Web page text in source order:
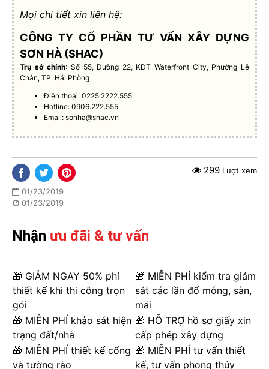
Mọi chi tiết xin liên hệ:
CÔNG TY CỔ PHẦN TƯ VẤN XÂY DỰNG
SƠN HÀ (SHAC)
Trụ sở chính: Số 55, Đường 22, KĐT Waterfront City, Phường Lê
Chân, TP. Hải Phòng
Điện thoại: 0225.2222.555
Hotline: 0906.222.555
Email:sonha@shac.vn
01/23/2019
01/23/2019
299 Lượt xem
Nhận ưu đãi & tư vấn
🎁 GIẢM NGAY 50% phí
thiết kế khi thi công trọn
gói
🎁 MIỄN PHÍ kiểm tra giám
sát các lần đổ móng, sàn,
mái
🎁 MIỄN PHÍ khảo sát hiện
trạng đất/nhà
🎁 HỖ TRỢ hồ sơ giấy xin
cấp phép xây dựng
🎁 MIỄN PHÍ thiết kế cổng
và tường rào
🎁 MIỄN PHÍ tư vấn thiết
kế, tư vấn phong thủy